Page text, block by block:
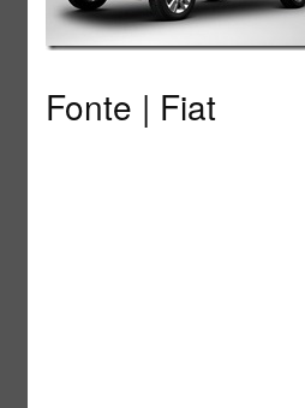
Fonte | Fiat